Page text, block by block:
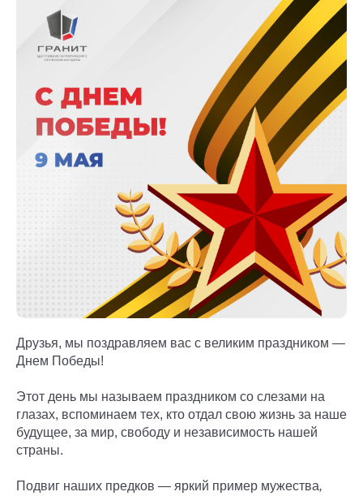
Друзья, мы поздравляем вас с великим праздником —
Днем Победы!
Этот день мы называем праздником со слезами на
глазах, вспоминаем тех, кто отдал свою жизнь за наше
будущее, за мир, свободу и независимость нашей
страны.
Подвиг наших предков — яркий пример мужества,